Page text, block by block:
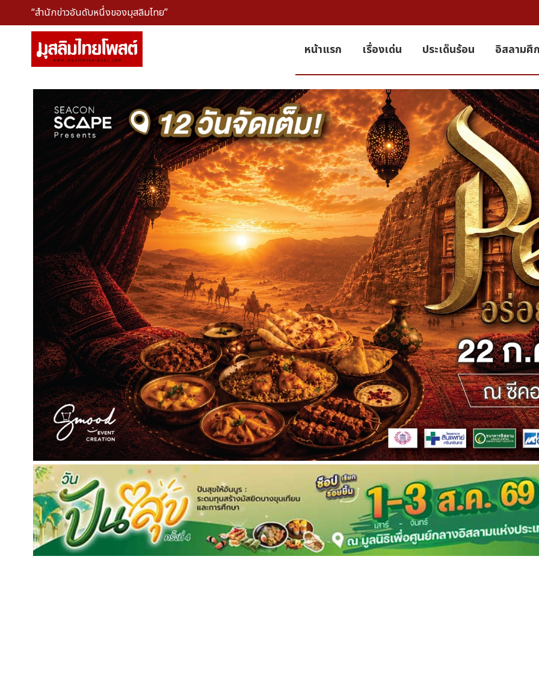
“สำนักข่าวอันดับหนึ่งของมุสลิมไทย”
หน้าแรก เรื่องเด่น ประเด็นร้อน อิสลามศึ